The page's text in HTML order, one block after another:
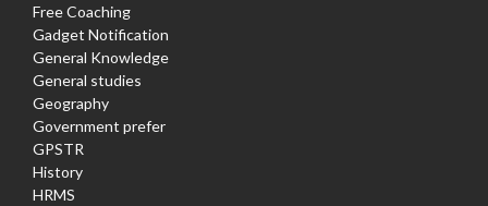
Free Coaching
Gadget Notification
General Knowledge
General studies
Geography
Government prefer
GPSTR
History
HRMS